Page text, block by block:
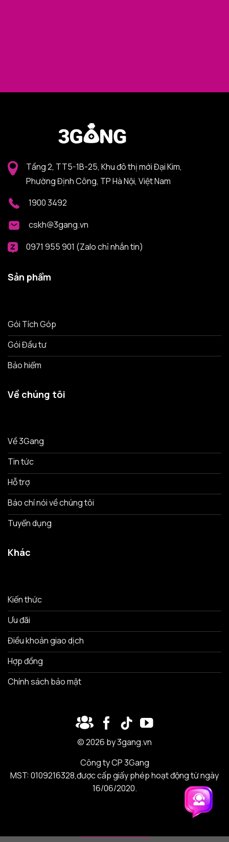
Tầng 2, TT5-1B-25, Khu đô thị mới Đại Kim,
Phường Định Công, TP Hà Nội, Việt Nam
1900 3492
cskh@3gang.vn
0971 955 901 (Zalo chỉ nhắn tin)
Sản phẩm
Gói Tích Góp
Gói Đầu tư
Bảo hiểm
Về chúng tôi
Về 3Gang
Tin tức
Hỗ trợ
Báo chí nói về chúng tôi
Tuyển dụng
Khác
Kiến thức
Ưu đãi
Điều khoản giao dịch
Hợp đồng
Chính sách bảo mật
© 2026 by 3gang.vn
Công ty CP 3Gang
MST: 0109216328,được cấp giấy phép hoạt động từ ngày
16/06/2020.